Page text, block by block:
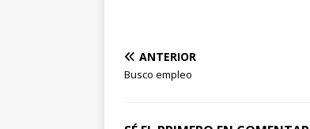
ANTERIOR
Busco empleo